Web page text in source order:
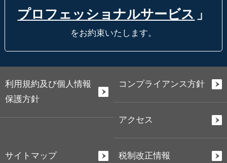
プロフェッショナルサービス 」
をお約束いたします。
利用規約及び個人情報
保護方針
コンプライアンス方針
アクセス
サイトマップ 税制改正情報